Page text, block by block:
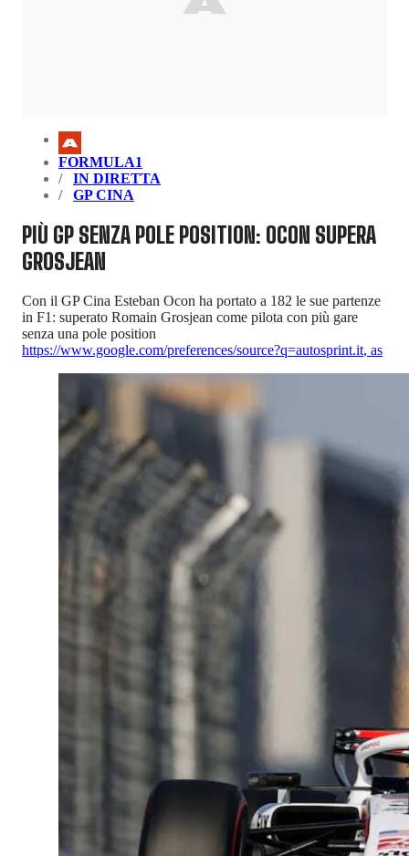
FORMULA1
IN DIRETTA
GP CINA
PIÙ GP SENZA POLE POSITION: OCON SUPERA
GROSJEAN
Con il GP Cina Esteban Ocon ha portato a 182 le sue partenze
in F1: superato Romain Grosjean come pilota con più gare
senza una pole position
https://www.google.com/preferences/source?q=autosprint.it, as